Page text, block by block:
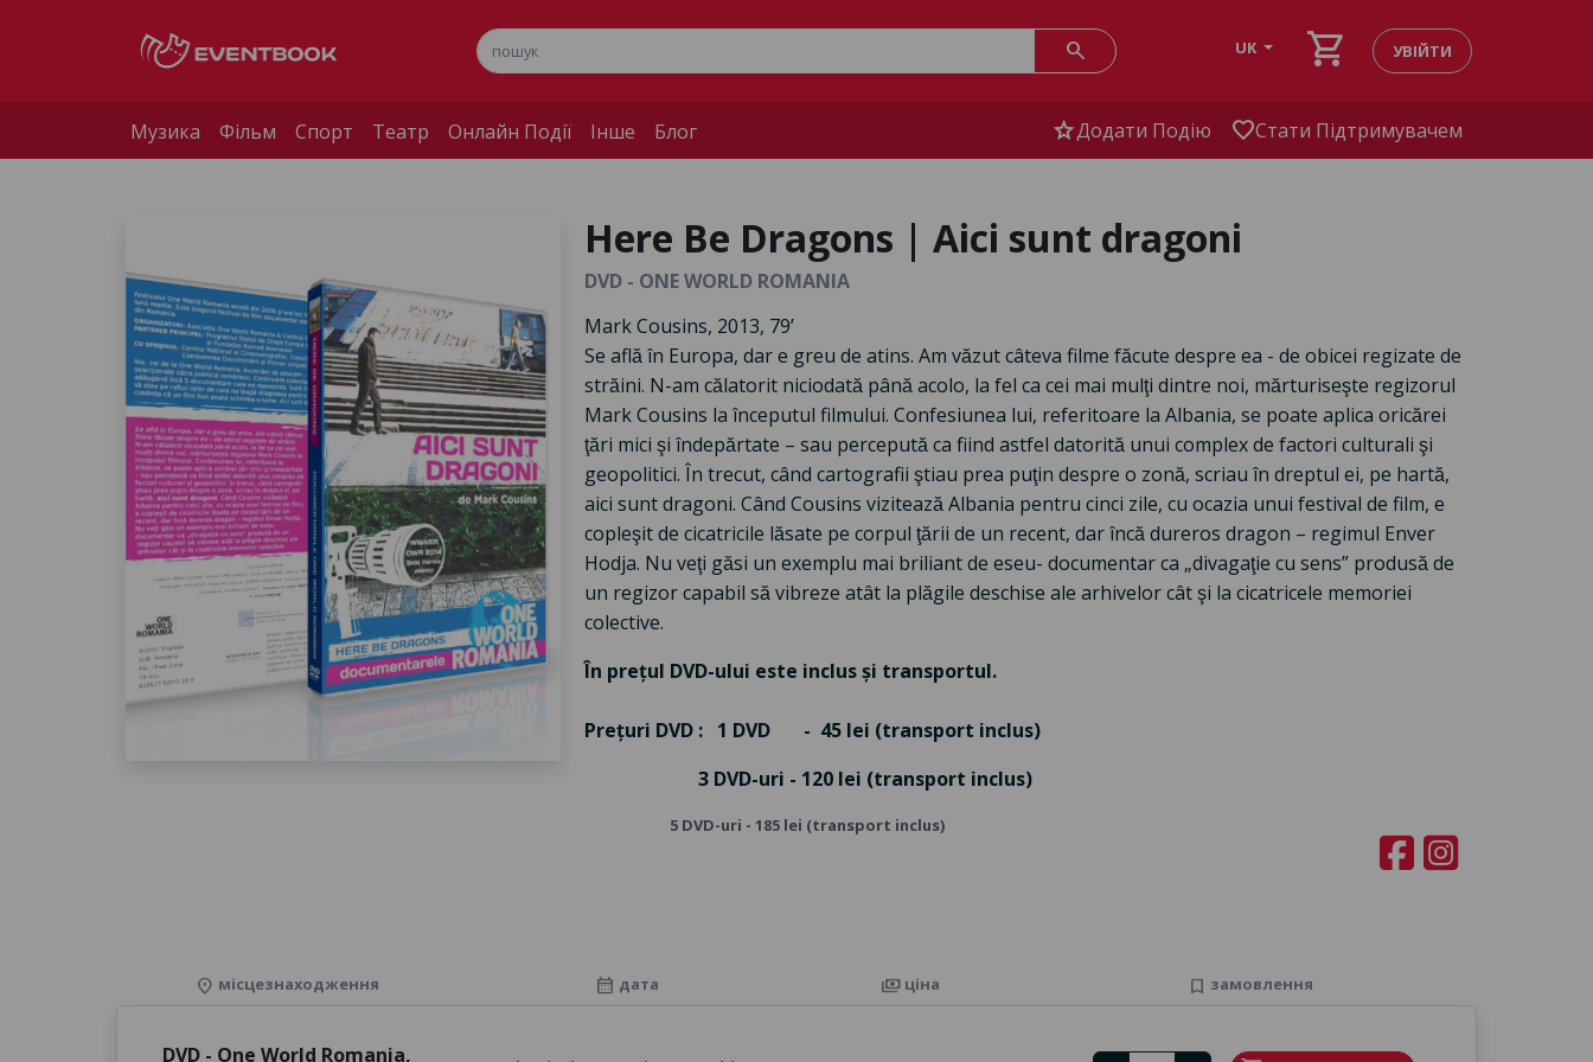
search UK shopping_cart УВІЙТИ
Музика Фільм Спорт Театр Онлайн Події Інше Блог starДодати Подію favoriteСтати Підтримувачем
Here Be Dragons | Aici sunt dragoni
DVD - ONE WORLD ROMANIA
Mark Cousins, 2013, 79’
Se află în Europa, dar e greu de atins. Am văzut câteva filme făcute despre ea - de obicei regizate de
străini. N-am călatorit niciodată până acolo, la fel ca cei mai mulţi dintre noi, mărturiseşte regizorul
Mark Cousins la începutul filmului. Confesiunea lui, referitoare la Albania, se poate aplica oricărei
ţări mici şi îndepărtate – sau percepută ca fiind astfel datorită unui complex de factori culturali şi
geopolitici. În trecut, când cartografii ştiau prea puţin despre o zonă, scriau în dreptul ei, pe hartă,
aici sunt dragoni. Când Cousins vizitează Albania pentru cinci zile, cu ocazia unui festival de film, e
copleşit de cicatricile lăsate pe corpul ţării de un recent, dar încă dureros dragon – regimul Enver
Hodja. Nu veţi găsi un exemplu mai briliant de eseu- documentar ca „divagaţie cu sens” produsă de
un regizor capabil să vibreze atât la plăgile deschise ale arhivelor cât şi la cicatricele memoriei
colective.
În prețul DVD-ului este inclus și transportul.
Prețuri DVD : 1 DVD - 45 lei (transport inclus)
3 DVD-uri - 120 lei (transport inclus)
5 DVD-uri - 185 lei (transport inclus)
location_on місцезнаходження calendar_month дата paymentsціна bookmark замовлення
DVD - One World Romania,